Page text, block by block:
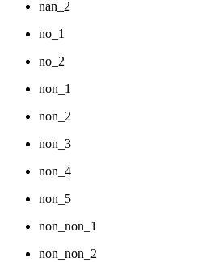
nan_2
no_1
no_2
non_1
non_2
non_3
non_4
non_5
non_non_1
non_non_2